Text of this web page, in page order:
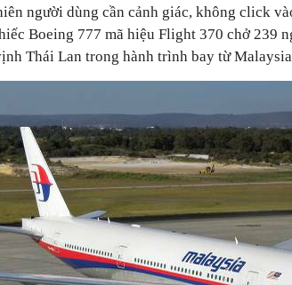
người dùng cần cảnh giác, không click
Boeing 777 mã hiệu Flight 370 chở 239
Thái Lan trong hành trình bay từ